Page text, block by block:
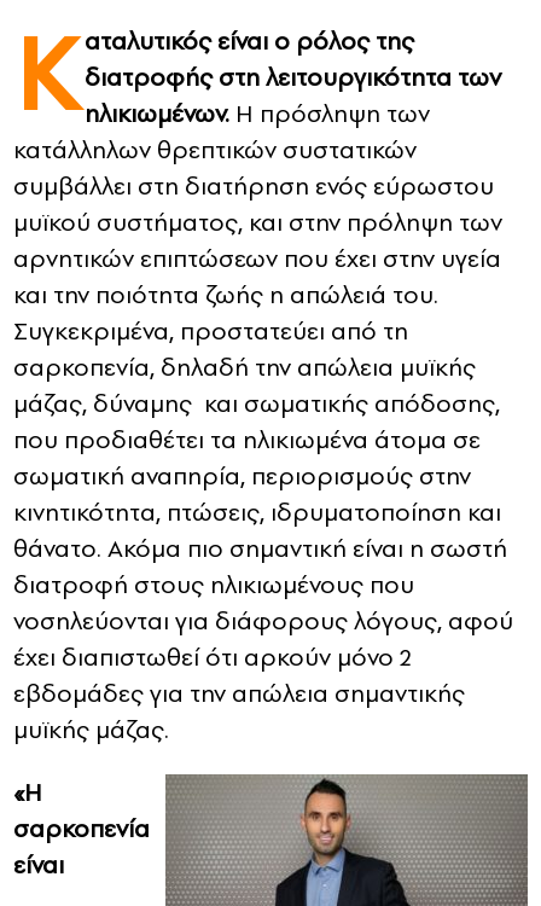
DIA Y NOCHE
CONTACT
ADVERTISE
Κ αταλυτικός είναι ο ρόλος της
διατροφής στη λειτουργικότητα των
ηλικιωμένων. Η πρόσληψη των
κατάλληλων θρεπτικών συστατικών
συμβάλλει στη διατήρηση ενός εύρωστου
μυϊκού συστήματος, και στην πρόληψη των
αρνητικών επιπτώσεων που έχει στην υγεία
και την ποιότητα ζωής η απώλειά του.
Συγκεκριμένα, προστατεύει από τη
σαρκοπενία, δηλαδή την απώλεια μυϊκής
μάζας, δύναμης και σωματικής απόδοσης,
που προδιαθέτει τα ηλικιωμένα άτομα σε
σωματική αναπηρία, περιορισμούς στην
κινητικότητα, πτώσεις, ιδρυματοποίηση και
θάνατο. Ακόμα πιο σημαντική είναι η σωστή
διατροφή στους ηλικιωμένους που
νοσηλεύονται για διάφορους λόγους, αφού
έχει διαπιστωθεί ότι αρκούν μόνο 2
εβδομάδες για την απώλεια σημαντικής
μυϊκής μάζας.
«Η
σαρκοπενία
είναι